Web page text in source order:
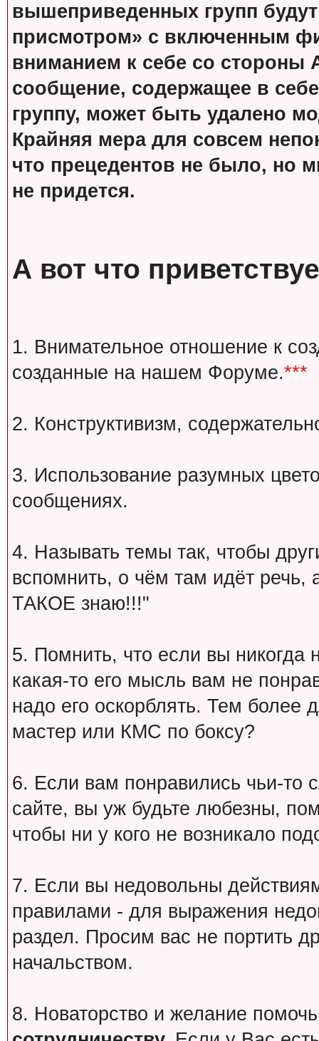
вышеприведенных групп
присмотром» с включенным
вниманием к себе со стороны
сообщение, содержащее в
группу, может быть удалено
Крайняя мера для совсем
что прецедентов не было, но
не придется.
А вот что
1. Внимательное отношение к
созданные на нашем Форуме.***
2. Конструктивизм,
3. Использование разумных
сообщениях.
4. Называть темы так, чтобы
вспомнить, о чём там идёт речь,
ТАКОЕ знаю!!!"
5. Помнить, что если вы никогда
какая-то его мысль вам не
надо его оскорблять. Тем более
мастер или КМС по боксу?
6. Если вам понравились чьи-то
сайте, вы уж будьте любезны,
чтобы ни у кого не возникало
7. Если вы недовольны
правилами - для выражения
раздел. Просим вас не портить
начальством.
8. Новаторство и желание